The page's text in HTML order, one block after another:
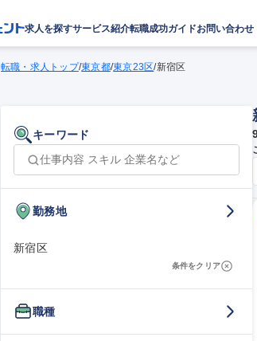
求人を探すサービス紹介転職成功ガイドお問い合わせ
転職・求人トップ/東京都/東京23区/新宿区
キーワード
勤務地
新宿区
条件をクリア
職種